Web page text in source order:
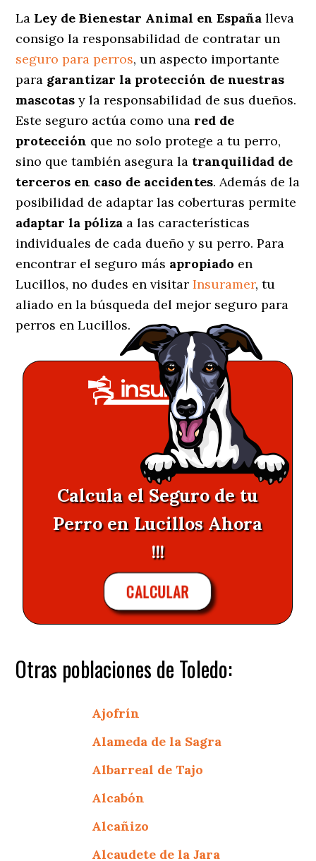
La Ley de Bienestar Animal en España lleva
consigo la responsabilidad de contratar un
seguro para perros, un aspecto importante
para garantizar la protección de nuestras
mascotas y la responsabilidad de sus dueños.
Este seguro actúa como una red de
protección que no solo protege a tu perro,
sino que también asegura la tranquilidad de
terceros en caso de accidentes. Además de la
posibilidad de adaptar las coberturas permite
adaptar la póliza a las características
individuales de cada dueño y su perro. Para
encontrar el seguro más apropiado en
Lucillos, no dudes en visitarInsuramer, tu
aliado en la búsqueda del mejor seguro para
perros en Lucillos.
Calcula el Seguro de tu
Perro en Lucillos Ahora
!!!
CALCULAR
Otras poblaciones de Toledo:
Ajofrín
Alameda de la Sagra
Albarreal de Tajo
Alcabón
Alcañizo
Alcaudete de la Jara